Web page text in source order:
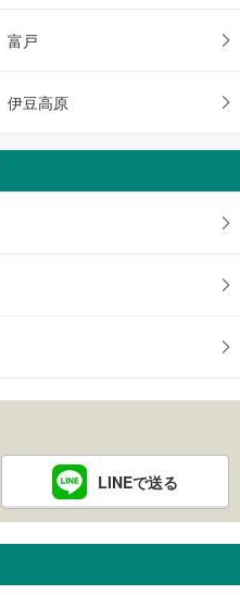
富戸
伊豆高原
LINEで送る